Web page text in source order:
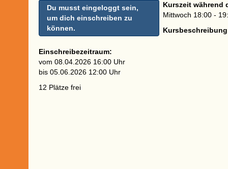
Du musst eingeloggt sein,
um dich einschreiben zu
können.
Einschreibezeitraum:
vom 08.04.2026 16:00 Uhr
bis 05.06.2026 12:00 Uhr
12 Plätze frei
Kurszeit während
Mittwoch 18:00 -